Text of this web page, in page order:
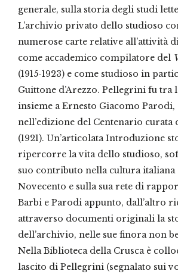
generale, sulla storia degli studi
L’archivio privato dello studioso
numerose carte relative all’attività
come accademico compilatore del
(1915-1923) e come studioso in
Guittone d’Arezzo. Pellegrini fu tra
insieme a Ernesto Giacomo
nell’edizione del Centenario curata
(1921). Un’articolata Introduzione
ripercorre la vita dello studioso,
suo contributo nella cultura
Novecento e sulla sua rete di
Barbi e Parodi appunto, dall’altro
attraverso documenti originali la
dell’archivio, nelle sue finora non
Nella Biblioteca della Crusca è
lascito di Pellegrini (segnalato sui